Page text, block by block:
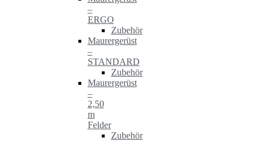
–
ERGO
Zubehör
Maurergerüst
–
STANDARD
Zubehör
Maurergerüst
–
2,50
m
Felder
Zubehör